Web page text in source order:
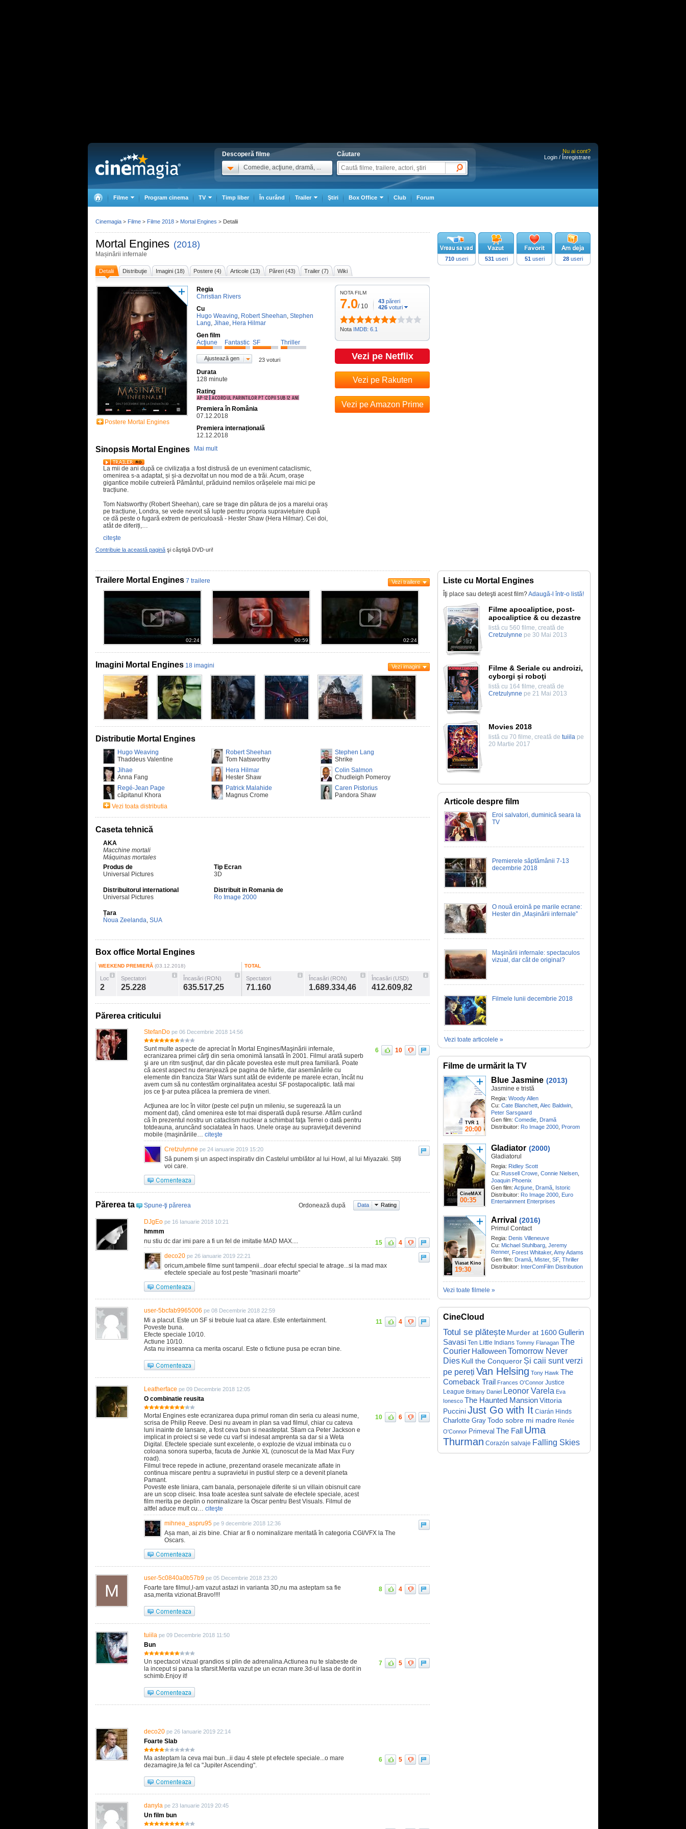
Descoperă filme
Comedie, acţiune, dramă, ...
Căutare
Nu ai cont?
Login / Înregistrare
Filme Program cinema TV Timp liber În curând Trailer Ştiri Box Office Club Forum
Mortal Engines (2018)
Mașinării infernale
Detalii Distribuţie Imagini (18) Postere (4) Articole (13) Păreri (43) Trailer (7) Wiki
Postere Mortal Engines
Regia
Christian Rivers
Cu
Hugo Weaving, Robert Sheehan, Stephen
Lang, Jihae, Hera Hilmar
Gen film
Acţiune
Fantastic SF Thriller
Ajustează gen 23 voturi
Durata
128 minute
Rating
Premiera în România
07.12.2018
Premiera internațională
12.12.2018
Sinopsis Mortal Engines Mai mult
La mii de ani după ce civilizația a fost distrusă de un eveniment cataclismic,
omenirea s-a adaptat, și și-a dezvoltat un nou mod de a trăi. Acum, orașe
gigantice mobile cutreieră Pământul, prăduind nemilos orășelele mai mici pe
tracțiune.
Tom Natsworthy (Robert Sheehan), care se trage din pătura de jos a marelui oraș
pe tracțiune, Londra, se vede nevoit să lupte pentru propria supraviețuire după
ce dă peste o fugară extrem de periculoasă - Hester Shaw (Hera Hilmar). Cei doi,
atât de diferiți,…
citeşte
Contribuie la această pagină şi câştigă DVD-uri!
NOTA FILM
7.0/ 10
43 păreri
426 voturi
Nota IMDB: 6.1
Vezi pe Netflix
Vezi pe Rakuten
Vezi pe Amazon Prime
710 useri 531 useri 51 useri 28useri
Trailere Mortal Engines 7 trailere Vezi trailere
02:24 00:59 02:24
Imagini Mortal Engines 18 imagini Vezi imagini
Distributie Mortal Engines
Hugo Weaving
Thaddeus Valentine
Robert Sheehan
Tom Natsworthy
Stephen Lang
Shrike
Jihae
Anna Fang
Hera Hilmar
Hester Shaw
Colin Salmon
Chudleigh Pomeroy
Regé-Jean Page
căpitanul Khora
Patrick Malahide
Magnus Crome
Caren Pistorius
Pandora Shaw
Vezi toata distributia
Caseta tehnică
AKA
Macchine mortali
Máquinas mortales
Produs de
Universal Pictures
Tip Ecran
3D
Distribuitorul international
Universal Pictures
Distribuit in Romania de
Ro Image 2000
Țara
Noua Zeelanda, SUA
Box office Mortal Engines
WEEKEND PREMIERĂ (03.12.2018)
Loc
2
Spectatori
25.228
Încasări (RON)
635.517,25
TOTAL
Spectatori
71.160
Încasări (RON)
1.689.334,46
Încasări (USD)
412.609,82
Părerea criticului
StefanDo pe 06 Decembrie 2018 14:56
Sunt multe aspecte de apreciat în Mortal Engines/Maşinării infernale,
ecranizarea primei cărţi din seria omonimă lansată în 2001. Filmul arată superb
şi are un ritm susţinut, dar din păcate povestea este mult prea familiară. Poate
că acest aspect nu deranjează pe pagina de hârtie, dar asemănările cu
elemente din franciza Star Wars sunt atât de evidente pe marele ecran, încât nu
avem cum să nu contestăm orginalitatea acestui SF postapocaliptic. Iată mai
jos ce ţi-ar putea plăcea la premiera de vineri.
Acţiunea are loc în viitor (peste cel puţin un mileniu, se sugerează la un
moment dat), când omenirea este tot mai disperată după resurse. Aflăm curând
că în prezentul nostru un cataclism nuclear a schimbat faţa Terrei o dată pentru
totdeauna, aruncând sociatatea în haos. Unele oraşe au supravieţuit devenind
mobile (maşinăriile… citeşte
6 10
Cretzulynne pe 24 ianuarie 2019 15:20
Să punem și un aspect inspirativ din Castelul umblător al lui Howl, al lui Miyazaki. Știți
voi care.
Părerea ta Spune-ţi părerea Ordonează după Data Rating
DJgEo pe 16 Ianuarie 2018 10:21
hmmm
nu stiu dc dar imi pare a fi un fel de imitatie MAD MAX....
15
4
deco20 pe 26 ianuarie 2019 22:21
oricum,ambele filme sunt tampenii...doar efectul special te atrage...si la mad max
efectele speciale au fost peste "masinarii moarte"
user-5bcfab9965006 pe 08 Decembrie 2018 22:59
Mi a placut. Este un SF si trebuie luat ca atare. Este entertainment.
Poveste buna.
Efecte speciale 10/10.
Actiune 10/10.
Asta nu inseamna ca merita oscarul. Este o fictiune pusa pe ecran bine.
11 4
Leatherface pe 09 Decembrie 2018 12:05
O combinatie reusita
Mortal Engines este ecranizarea dupa primul roman din seria cu aleasi nume,
scrisa de Philip Reeve. Desi nu aveam in plan sa vad filmul, chiar cu cateva
luni inainte de lansare, a fost ceva bun si neasteptat. Stiam ca Peter Jackson e
implicat in proiect si se vede cu varf si indesat amprenta sa dar si a Weta
Digital. Efectele speciale sunt excelente, o explozie de vizual imbinata cu o
coloana sonora superba, facuta de Junkie XL (cunoscut de la Mad Max Fury
road).
Filmul trece repede in actiune, prezentand orasele mecanizate aflate in
continua miscare pentru a supravietui in pustiul sterp ce a devenit planeta
Pamant.
Poveste este liniara, cam banala, personajele diferite si un villain obisnuit care
are un scop cliseic. Insa toate acestea sunt salvate de efectele speciale, acest
film merita pe deplin o nominalizare la Oscar pentru Best Visuals. Filmul de
altfel aduce mult cu… citeşte
10 6
mihnea_aspru95 pe 9 decembrie 2018 12:36
Așa man, ai zis bine. Chiar ar fi o nominalizare meritată în categoria CGI/VFX la The
Oscars.
user-5c0840a0b57b9 pe 05 Decembrie 2018 23:20
Foarte tare filmul,l-am vazut astazi in varianta 3D,nu ma asteptam sa fie
asa,merita vizionat.Bravo!!!!
8 4
tuiila pe 09 Decembrie 2018 11:50
Bun
Un spectacol vizual grandios si plin de adrenalina.Actiunea nu te slabeste de
la inceput si pana la sfarsit.Merita vazut pe un ecran mare.3d-ul lasa de dorit in
schimb.Enjoy it!
7 5
deco20 pe 26 Ianuarie 2019 22:14
Foarte Slab
Ma asteptam la ceva mai bun...ii dau 4 stele pt efectele speciale...o mare
dezamagire,la fel ca "Jupiter Ascending".
6 5
danyla pe 23 Ianuarie 2019 20:45
Un film bun
Liste cu Mortal Engines
Îţi place sau deteşti acest film?Adaugă-l într-o listă!
Filme apocaliptice, post-
apocaliptice & cu dezastre
listă cu 560 filme, creată de
Cretzulynne pe 30 Mai 2013
Filme & Seriale cu androizi,
cyborgi și roboţi
listă cu 164 filme, creată de
Cretzulynne pe 21 Mai 2013
Movies 2018
listă cu 70 filme, creată de tuiila pe
20 Martie 2017
Articole despre film
Eroi salvatori, duminică seara la
TV
Premierele săptămânii 7-13
decembrie 2018
O nouă eroină pe marile ecrane:
Hester din „Mașinării infernale”
Maşinării infernale: spectaculos
vizual, dar cât de original?
Filmele lunii decembrie 2018
Vezi toate articolele »
Filme de urmărit la TV
TVR 1
20:00
Blue Jasmine (2013)
Jasmine e tristă
Regia: Woody Allen
Cu: Cate Blanchett Alec Baldwin
Peter Sarsgaard
Gen film: Comedie Dramă
Distribuitor: Ro Image 2000 Prorom
CineMAX
00:35
Gladiator (2000)
Gladiatorul
Regia: Ridley Scott
Cu: Russell Crowe Connie Nielsen
Joaquin Phoenix
Gen film: Acţiune Dramă Istoric
Distribuitor: Ro Image 2000 Euro
Entertainment Enterprises
Viasat Kino
19:30
Arrival (2016)
Primul Contact
Regia: Denis Villeneuve
Cu: Michael Stuhlbarg Jeremy
Renner, Forest Whitaker, Amy Adams
Gen film: Dramă Mister, SF, Thriller
Distribuitor: InterComFilm Distribution
Vezi toate filmele »
CineCloud
Totul se plătește Murder at 1600Gullerin
Savasi Ten Little Indians Tommy Flanagan The
Courier HalloweenTomorrow Never
Dies Kull the Conqueror Și caii sunt verzi
pe pereți Van Helsing Tony Hawk The
Comeback Trail Frances O'Connor Justice
League Brittany Daniel Leonor Varela Eva
Ionesco The Haunted MansionVittoria
PucciniJust Go with It Ciarán Hinds
Charlotte Gray Todo sobre mi madre Renée
O'Connor Primeval The Fall Uma
Thurman Corazón salvaje Falling Skies
Cinemagia > Filme > Filme 2018 > Mortal Engines > Detalii